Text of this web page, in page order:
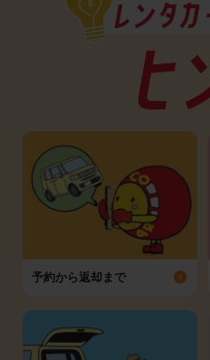
予約から返却まで